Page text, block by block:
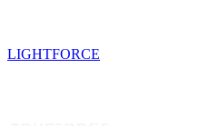
LIGHTFORCE